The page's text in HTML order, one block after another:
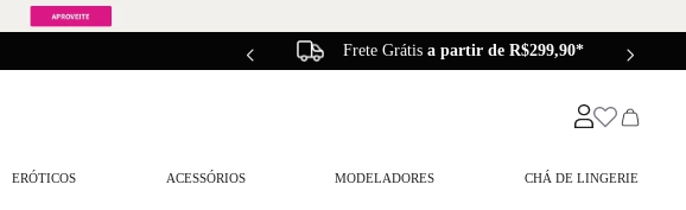
Frete Grátis a partir de R$299,90*
ERÓTICOS ACESSÓRIOS MODELADORES CHÁ DE LINGERIE